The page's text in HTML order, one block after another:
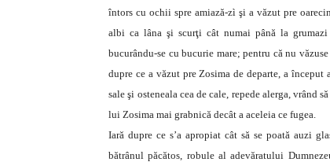
întors cu ochii spre amiază-zì şi a văzut pre
albi ca lâna şi scurţi cât numai până la grumazi
bucurându-se cu bucurie mare; pentru că nu
dupre ce a văzut pre Zosima de departe, a
sale şi osteneala cea de cale, repede alerga, vrând
lui Zosima mai grabnică decât a aceleia ce fugea.
Iară dupre ce s’a apropiat cât să se poată auzi
bătrânul păcătos, robule al adevăratului